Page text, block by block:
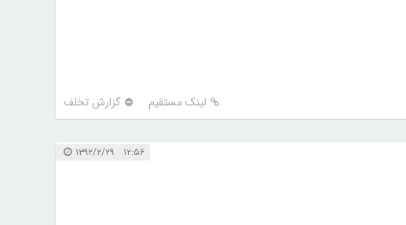
لینک مستقیم گزارش تخلف
۱۲:۵۶ ۱۳۹۲/۲/۲۹